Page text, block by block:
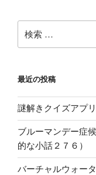
と
め！
（解
解
付
き）
【良
問】”
k
索:
最近の投稿
謎解きクイズアプ
ブルーマンデー症
的な小話２７６）
バーチャルウォー